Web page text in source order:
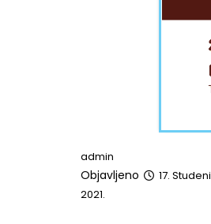
admin
Objavljeno
17. Studeni
2021.